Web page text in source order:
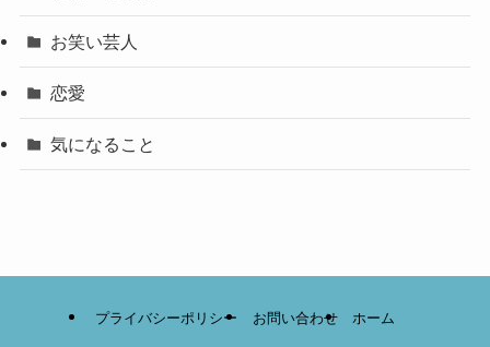
お笑い芸人
恋愛
気になること
プライバシーポリシー お問い合わせ ホーム